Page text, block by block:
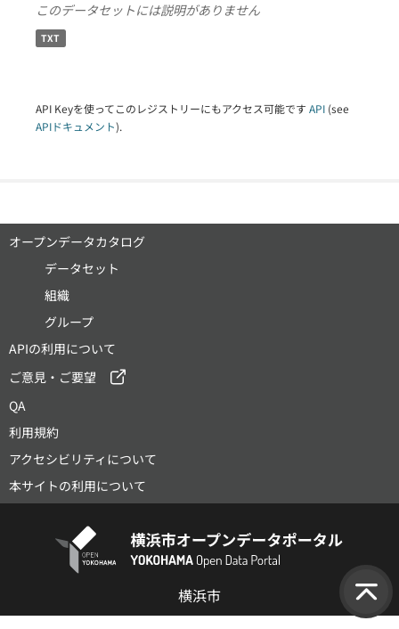
このデータセットには説明がありません
TXT
API Keyを使ってこのレジストリーにもアクセス可能です API (see
APIドキュメント).
オープンデータカタログ
データセット
組織
グループ
APIの利用について
ご意見・ご要望
QA
利用規約
アクセシビリティについて
本サイトの利用について
横浜市